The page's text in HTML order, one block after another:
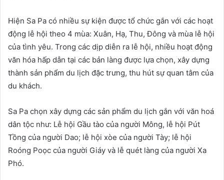
Hiện Sa Pa có nhiều sự kiện được tổ chức gắn với các hoạt
động lễ hội theo 4 mùa: Xuân, Hạ, Thu, Đông và mùa lễ hội
của tình yêu. Trong các dịp diễn ra lễ hội, nhiều hoạt động
văn hóa hấp dẫn tại các bản làng được lựa chọn, xây dựng
thành sản phẩm du lịch đặc trưng, thu hút sự quan tâm của
du khách.
Sa Pa chọn xây dựng các sản phẩm du lịch gắn với văn hoá
dân tộc như: Lễ hội Gầu tào của người Mông, lễ hội Pút
Tồng của người Dao; lễ hội xòe của người Tày; lễ hội
Roóng Poọc của người Giáy và lễ quét làng của người Xa
Phó.